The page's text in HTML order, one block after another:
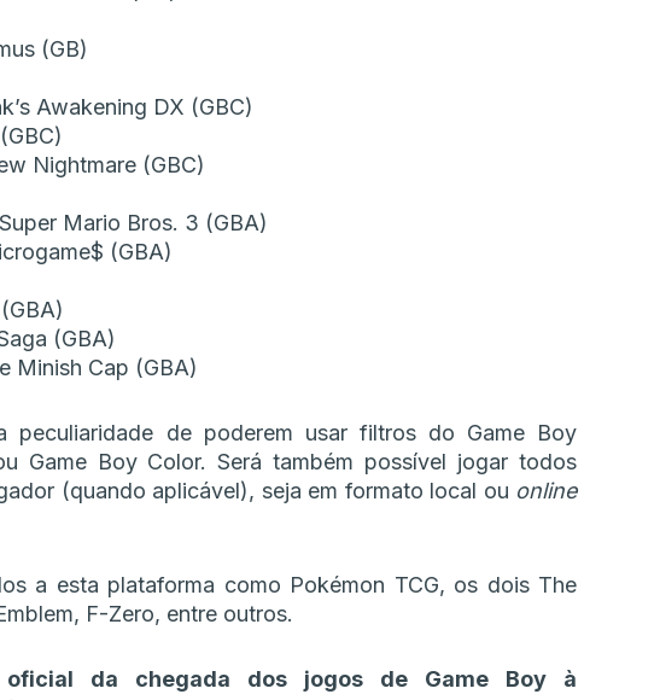
(GB)
Awakening DX (GBC)
Nightmare (GBC)
Mario Bros. 3 (GBA)
(GBA)
(GBA)
Minish Cap (GBA)
peculiaridade de poderem usar filtros do Game Boy
Game Boy Color. Será também possível jogar todos
(quando aplicável), seja em formato local ou online
a esta plataforma como Pokémon TCG, os dois The
F-Zero, entre outros.
da chegada dos jogos de Game Boy à